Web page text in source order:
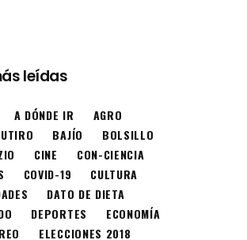
leídas
A DÓNDE IR
AGRO
BAJÍO
BOLSILLO
CINE
CON-CIENCIA
COVID-19
CULTURA
DATO DE DIETA
DEPORTES
ECONOMÍA
ELECCIONES 2018